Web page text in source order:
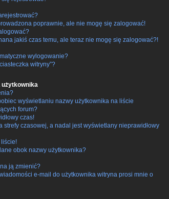
poprawnie, ale nie mogę się zalogować!
jakiś czas temu, ale teraz nie mogę się zalogować?!
wylogowanie?
witryny”?
użytkownika
wyświetlaniu nazwy użytkownika na liście
forum?
czas!
strefy czasowej, a nadal jest wyświetlany nieprawidłowy
obok nazwy użytkownika?
ją zmienić?
e-mail do użytkownika witryna prosi mnie o